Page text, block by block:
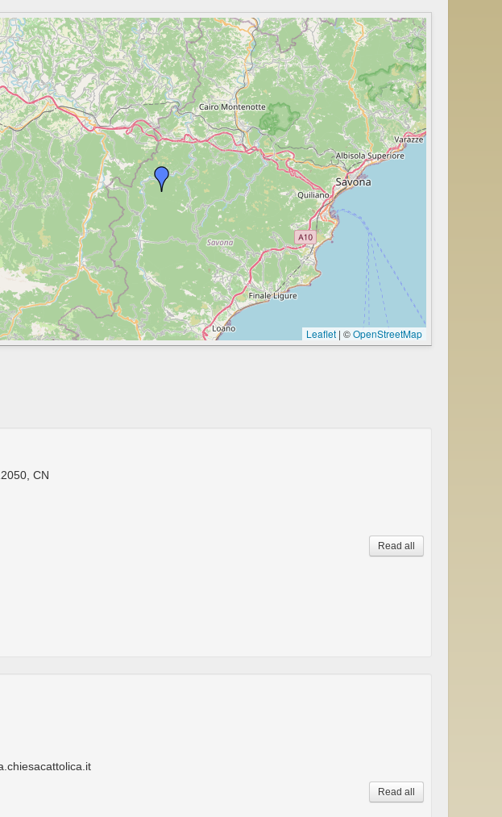
Leaflet | ©OpenStreetMap
CN
Read all
Read all